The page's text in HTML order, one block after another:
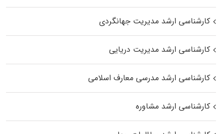
کارشناسی ارشد مدیریت جهانگردی
کارشناسی ارشد مدیریت دریایی
کارشناسی ارشد مدرسی معارف اسلامی
کارشناسی ارشد مشاوره